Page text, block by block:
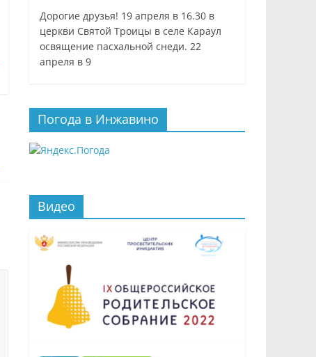
Дорогие друзья! 19 апреля в 16.30 в
церкви Святой Троицы в селе Караул
освящение пасхальной снеди. 22
апреля в 9
Погода в Инжавино
Видео